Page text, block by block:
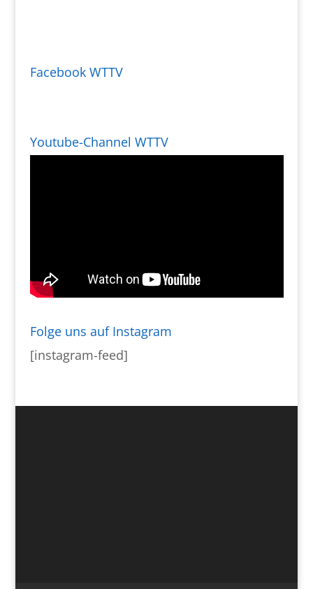
Facebook WTTV
Youtube-Channel WTTV
Folge uns auf Instagram
[instagram-feed]